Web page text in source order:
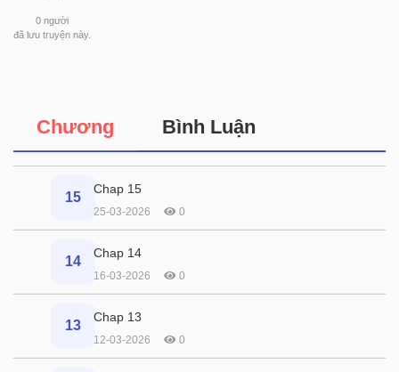
0 người
đã lưu truyện này.
Chương Bình Luận
15
Chap 15
25-03-2026 0
14
Chap 14
16-03-2026 0
13
Chap 13
12-03-2026 0